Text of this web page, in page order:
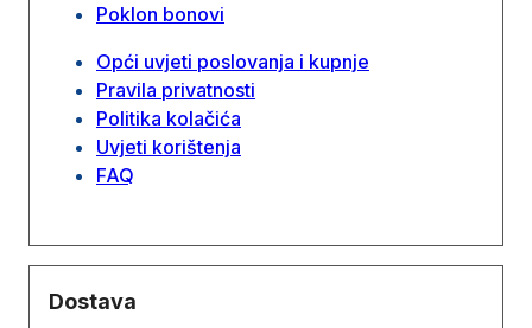
Poklon bonovi
Opći uvjeti poslovanja i kupnje
Pravila privatnosti
Politika kolačića
Uvjeti korištenja
FAQ
Dostava